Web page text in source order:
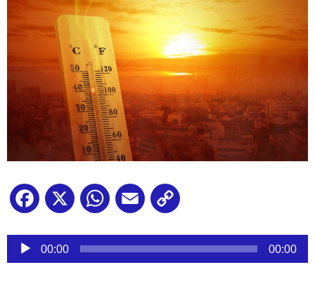
Facebook
X WhatsApp
Email
Reproductor
audio
00:00 00:00